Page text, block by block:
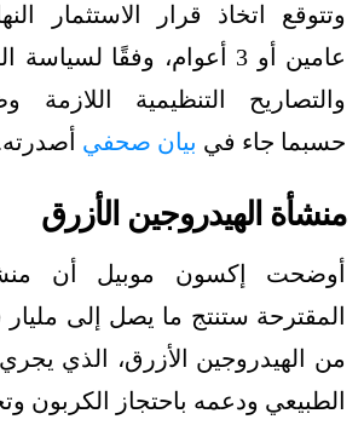
وتتوقع اتخاذ قرار الاستثمار
عامين أو 3 أعوام، وفقًا
والتصاريح التنظيمية
حسبما جاء في بيان صحفي
منشأة الهيدروجين الأزرق
أوضحت إكسون موبيل أن
المقترحة ستنتج ما يصل إلى مليار
من الهيدروجين الأزرق، الذي يجري
الطبيعي ودعمه باحتجاز الكربون